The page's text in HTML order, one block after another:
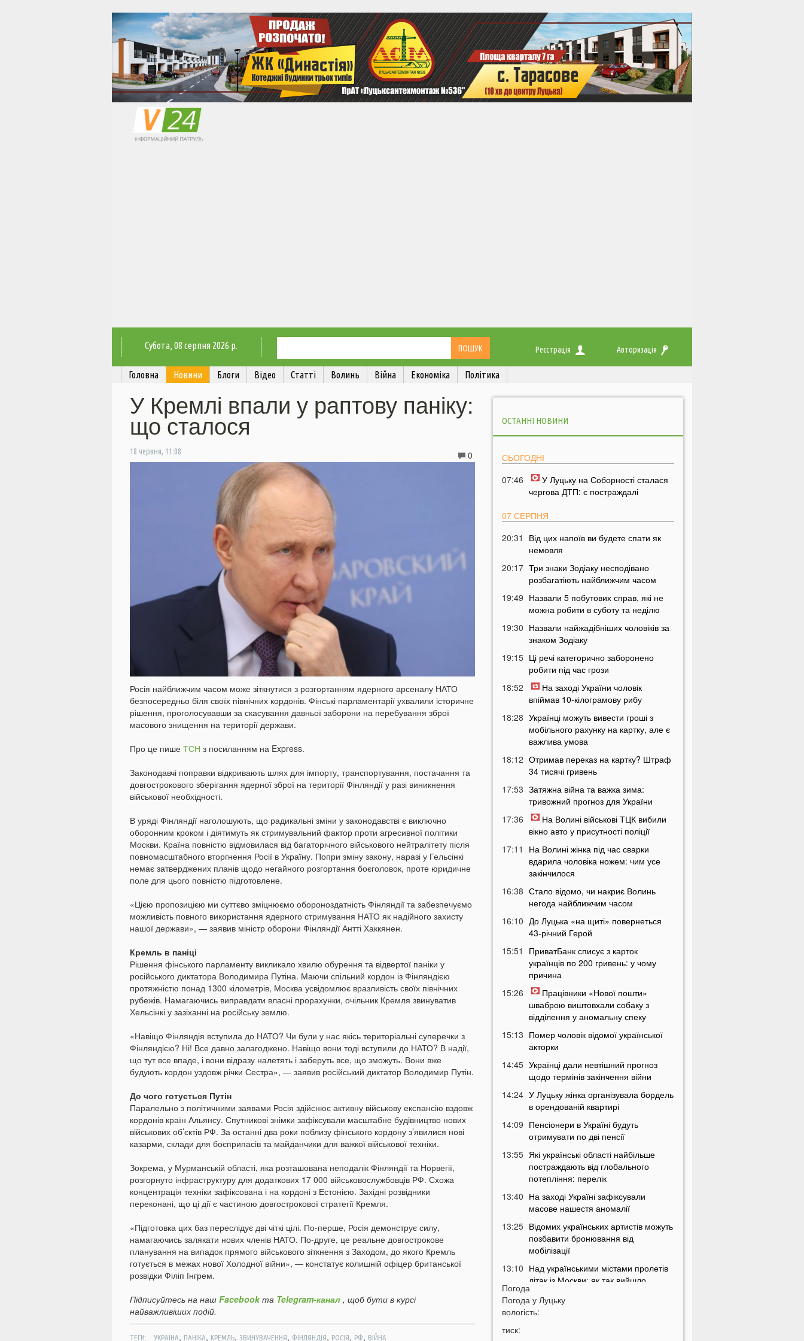
Субота, 08 серпня 2026 р. Реєстрація Авторизація
Головна Новини Блоги Відео Статті Волинь Війна Економіка Політика
У Кремлі впали у раптову паніку:
що сталося
18 червня, 11:08 0
Росія найближчим часом може зіткнутися з розгортанням ядерного арсеналу НАТО
безпосередньо біля своїх північних кордонів. Фінські парламентарії ухвалили історичне
рішення, проголосувавши за скасування давньої заборони на перебування зброї
масового знищення на території держави.
Про це пише ТСН з посиланням на Express.
Законодавчі поправки відкривають шлях для імпорту, транспортування, постачання та
довгострокового зберігання ядерної зброї на території Фінляндії у разі виникнення
військової необхідності.
В уряді Фінляндії наголошують, що радикальні зміни у законодавстві є виключно
оборонним кроком і діятимуть як стримувальний фактор проти агресивної політики
Москви. Країна повністю відмовилася від багаторічного військового нейтралітету після
повномасштабного вторгнення Росії в Україну. Попри зміну закону, наразі у Гельсінкі
немає затверджених планів щодо негайного розгортання боєголовок, проте юридичне
поле для цього повністю підготовлене.
«Цією пропозицією ми суттєво зміцнюємо обороноздатність Фінляндії та забезпечуємо
можливість повного використання ядерного стримування НАТО як надійного захисту
нашої держави», — заявив міністр оборони Фінляндії Антті Хаккянен.
Кремль в паніці
Рішення фінського парламенту викликало хвилю обурення та відвертої паніки у
російського диктатора Володимира Путіна. Маючи спільний кордон із Фінляндією
протяжністю понад 1300 кілометрів, Москва усвідомлює вразливість своїх північних
рубежів. Намагаючись виправдати власні прорахунки, очільник Кремля звинуватив
Хельсінкі у зазіханні на російську землю.
«Навіщо Фінляндія вступила до НАТО? Чи були у нас якісь територіальні суперечки з
Фінляндією? Ні! Все давно залагоджено. Навіщо вони тоді вступили до НАТО? В надії,
що тут все впаде, і вони відразу налетять і заберуть все, що зможуть. Вони вже
будують кордон уздовж річки Сестра», — заявив російський диктатор Володимир Путін.
До чого готується Путін
Паралельно з політичними заявами Росія здійснює активну військову експансію вздовж
кордонів країн Альянсу. Спутникові знімки зафіксували масштабне будівництво нових
військових об’єктів РФ. За останні два роки поблизу фінського кордону з’явилися нові
казарми, склади для боєприпасів та майданчики для важкої військової техніки.
Зокрема, у Мурманській області, яка розташована неподалік Фінляндії та Норвегії,
розгорнуто інфраструктуру для додаткових 17 000 військовослужбовців РФ. Схожа
концентрація техніки зафіксована і на кордоні з Естонією. Західні розвідники
переконані, що ці дії є частиною довгострокової стратегії Кремля.
«Підготовка цих баз переслідує дві чіткі цілі. По-перше, Росія демонструє силу,
намагаючись залякати нових членів НАТО. По-друге, це реальне довгострокове
планування на випадок прямого військового зіткнення з Заходом, до якого Кремль
готується в межах нової Холодної війни», — констатує колишній офіцер британської
розвідки Філіп Інгрем.
Підписуйтесь на наш Facebookта Telegram-канал , щоб бути в курсі
найважливіших подій.
ТЕГИ: УКРАЇНА, ПАНІКА, КРЕМЛЬ, ЗВИНУВАЧЕННЯ, ФІНЛЯНДІЯ, РОСІЯ, РФ, ВІЙНА
ОСТАННІ НОВИНИ
СЬОГОДНІ
07:46
У Луцьку на Соборності сталася
чергова ДТП: є постраждалі
07 СЕРПНЯ
20:31
Від цих напоїв ви будете спати як
немовля
20:17 Три знаки Зодіаку несподівано
розбагатіють найближчим часом
19:49 Назвали 5 побутових справ, які не
можна робити в суботу та неділю
19:30 Назвали найжадібніших чоловіків за
знаком Зодіаку
19:15 Ці речі категорично заборонено
робити під час грози
18:52
На заході України чоловік
впіймав 10-кілограмову рибу
18:28 Українці можуть вивести гроші з
мобільного рахунку на картку, але є
важлива умова
18:12 Отримав переказ на картку? Штраф
34 тисячі гривень
17:53 Затяжна війна та важка зима:
тривожний прогноз для України
17:36
На Волині військові ТЦК вибили
вікно авто у присутності поліції
17:11
На Волині жінка під час сварки
вдарила чоловіка ножем: чим усе
закінчилося
16:38 Стало відомо, чи накриє Волинь
негода найближчим часом
16:10 До Луцька «на щиті» повернеться
43-річний Герой
15:51
ПриватБанк списує з карток
українців по 200 гривень: у чому
причина
15:26
Працівники «Нової пошти»
шваброю виштовхали собаку з
відділення у аномальну спеку
15:13 Помер чоловік відомої української
акторки
14:45 Українці дали невтішний прогноз
щодо термінів закінчення війни
14:24 У Луцьку жінка організувала бордель
в орендованій квартирі
14:09 Пенсіонери в Україні будуть
отримувати по дві пенсії
13:55 Які українські області найбільше
постраждають від глобального
потепління: перелік
13:40 На заході Україні зафіксували
масове нашестя аномалії
13:25 Відомих українських артистів можуть
позбавити бронювання від
мобілізації
13:10 Над українськими містами пролетів
літак із Москви: як так вийшло
12:56 Українцям можуть підвищити пенсії
на 54%
12:43
Погода
Погода у Луцьку
вологість:
тиск: